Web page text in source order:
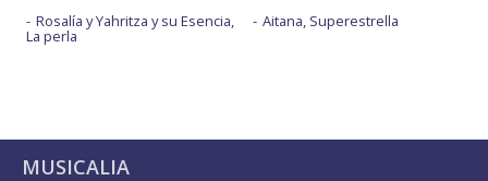
Rosalía y Yahritza y su Esencia,
La perla
Aitana, Superestrella
MUSICALIA